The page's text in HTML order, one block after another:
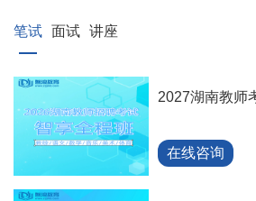
笔试 面试 讲座
2027湖南教师
在线咨询